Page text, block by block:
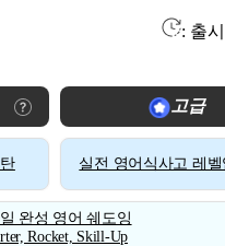
: 출
고급
실전 영어식사고 레벨
완성 영어 쉐도잉
Rocket, Skill-Up